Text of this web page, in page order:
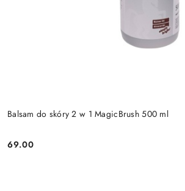
Balsam do skóry 2 w 1 MagicBrush 500 ml
Cena:
69.00